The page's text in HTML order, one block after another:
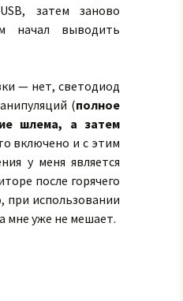
затем заново
начал выводить
— нет, светодиод
(полное
шлема, а затем
включено и с этим
у меня является
после горячего
при использовании
мне уже не мешает.